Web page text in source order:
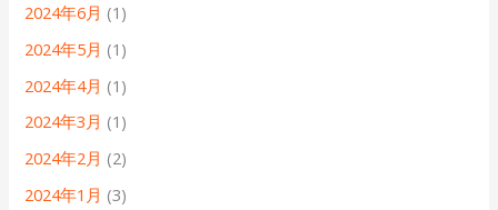
2024年6月 (1)
2024年5月 (1)
2024年4月 (1)
2024年3月 (1)
2024年2月 (2)
2024年1月 (3)